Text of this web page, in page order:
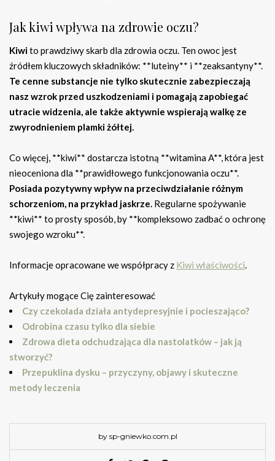
Jak kiwi wpływa na zdrowie oczu?
Kiwito prawdziwy skarb dla zdrowia oczu. Ten owoc jest
źródłem kluczowych składników: **luteiny** i **zeaksantyny**.
Te cenne substancje nie tylko skutecznie zabezpieczają
nasz wzrok przed uszkodzeniami i pomagają zapobiegać
utracie widzenia, ale także aktywnie wspierają walkę ze
zwyrodnieniem plamki żółtej.
Co więcej, **kiwi** dostarcza istotną **witamina A**, która jest
nieoceniona dla **prawidłowego funkcjonowania oczu**.
Posiada pozytywny wpływ na przeciwdziałanie różnym
schorzeniom, na przykład jaskrze. Regularne spożywanie
**kiwi** to prosty sposób, by **kompleksowo zadbać o ochronę
swojego wzroku**.
Informacje opracowane we współpracy z Kiwi właściwości.
Artykuły mogące Cię zainteresować
Czy czekolada działa antydepresyjnie i pocieszająco?
Odrobina czasu tylko dla siebie
Zdrowa dieta odchudzająca dla nastolatków – jak ją
stworzyć?
Przepuklina dysku – przyczyny, objawy i skuteczne
metody leczenia
by sp-gniewko.com.pl